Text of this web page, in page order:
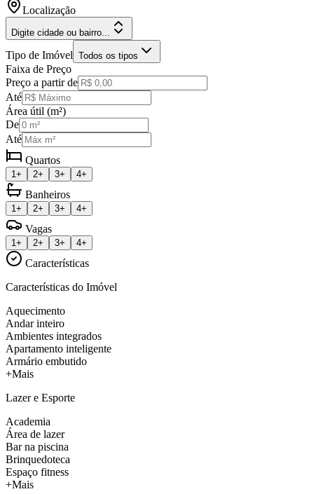
Localização
Digite cidade ou bairro...
Tipo de Imóvel Todos os tipos
Faixa de Preço
Preço a partir de
Até
Área útil (m²)
De
Até
Quartos
1+ 2+ 3+ 4+
Banheiros
1+ 2+ 3+ 4+
Vagas
1+ 2+ 3+ 4+
Características
Características do Imóvel
Aquecimento
Andar inteiro
Ambientes integrados
Apartamento inteligente
Armário embutido
+Mais
Lazer e Esporte
Academia
Área de lazer
Bar na piscina
Brinquedoteca
Espaço fitness
+Mais